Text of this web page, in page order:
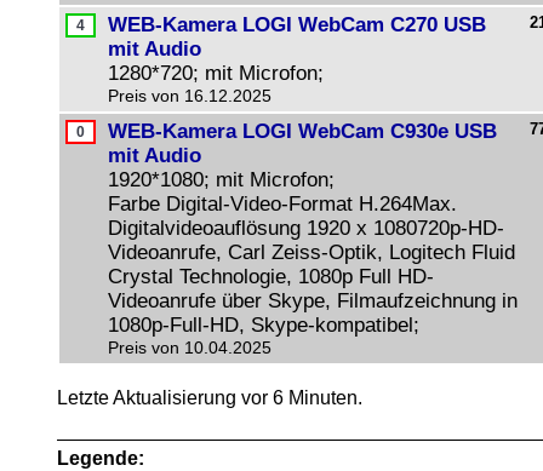
WEB-Kamera LOGI WebCam C270 USB
mit Audio
1280*720; mit Microfon;
Preis von 16.12.2025
WEB-Kamera LOGI WebCam C930e USB
mit Audio
1920*1080; mit Microfon;
Farbe Digital-Video-Format H.264Max.
Digitalvideoauflösung 1920 x 1080720p-HD-
Videoanrufe, Carl Zeiss-Optik, Logitech Fluid
Crystal Technologie, 1080p Full HD-
Videoanrufe über Skype, Filmaufzeichnung in
1080p-Full-HD, Skype-kompatibel;
Preis von 10.04.2025
Letzte Aktualisierung vor 6 Minuten.
Legende: